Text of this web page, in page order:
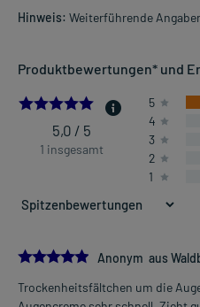
Hinweis: Weiterführende
Produktbewertungen* und
5.0
5,0 / 5
1 insgesamt
5
4
3
2
1
5.0Anonym aus
Trockenheitsfältchen um die